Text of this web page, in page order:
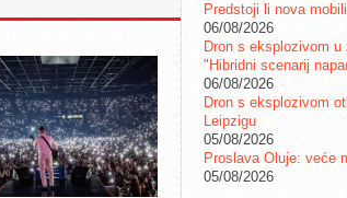
Predstoji li nova
06/08/2026
Dron s eksplozivom
"Hibridni scenarij
06/08/2026
Dron s eksplozivom
Leipzigu
05/08/2026
Proslava Oluje: veće
05/08/2026